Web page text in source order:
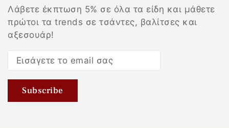
Λάβετε έκπτωση 5% σε όλα τα είδη και μάθετε
πρώτοι τα trends σε τσάντες, βαλίτσες και
αξεσουάρ!